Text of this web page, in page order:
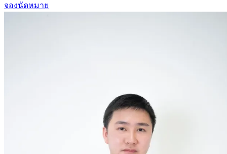
จองนัดหมาย